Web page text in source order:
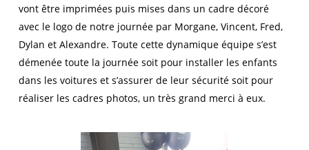
vont être imprimées puis mises dans un cadre décoré
avec le logo de notre journée par Morgane, Vincent, Fred,
Dylan et Alexandre. Toute cette dynamique équipe s’est
démenée toute la journée soit pour installer les enfants
dans les voitures et s’assurer de leur sécurité soit pour
réaliser les cadres photos, un très grand merci à eux.